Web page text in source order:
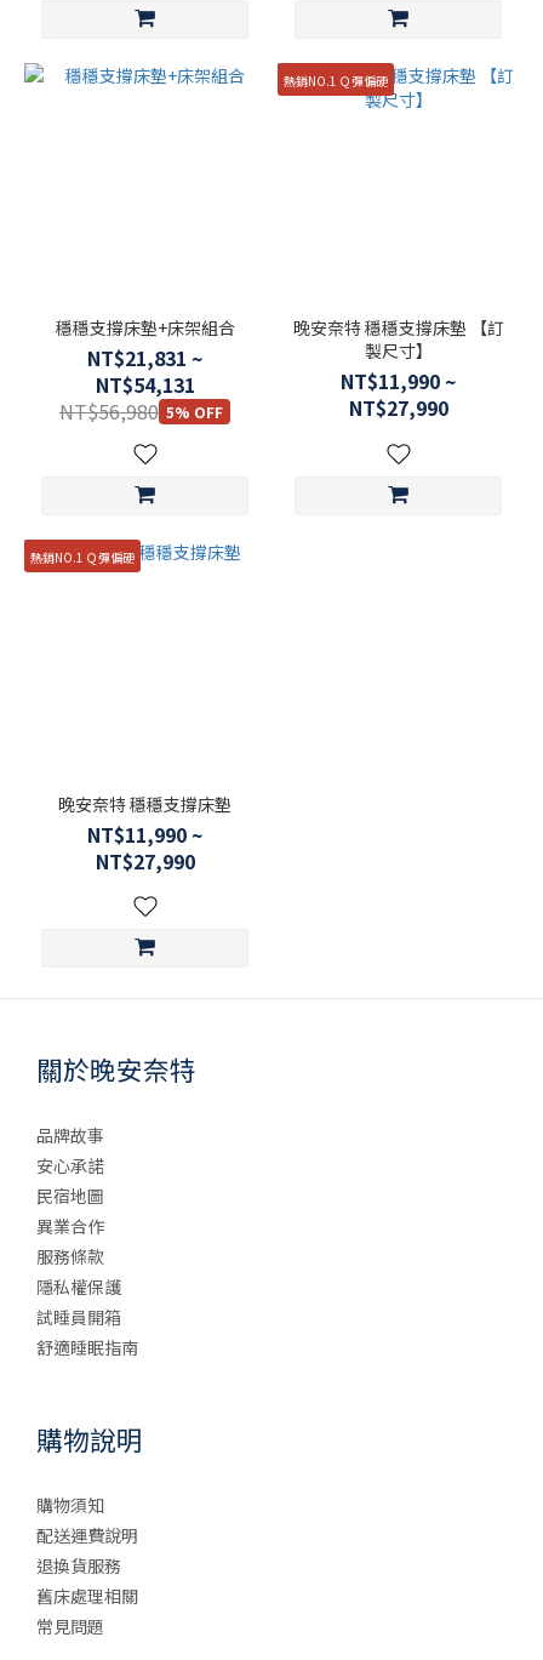
穩穩支撐床墊+床架組合
NT$21,831 ~
NT$54,131
NT$56,980 5% OFF
熱銷NO.1 Ｑ彈偏硬
晚安奈特 穩穩支撐床墊 【訂
製尺寸】
NT$11,990 ~
NT$27,990
熱銷NO.1 Ｑ彈偏硬
晚安奈特 穩穩支撐床墊
NT$11,990 ~
NT$27,990
關於晚安奈特
品牌故事
安心承諾
民宿地圖
異業合作
服務條款
隱私權保護
試睡員開箱
舒適睡眠指南
購物說明
購物須知
配送運費說明
退換貨服務
舊床處理相關
常見問題